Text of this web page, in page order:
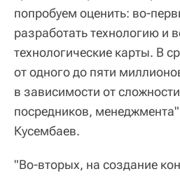
попробуем оценить: во-
разработать технологию и
технологические карты. В
от одного до пяти
в зависимости от
посредников,
Кусембаев.
"Во-вторых, на создание